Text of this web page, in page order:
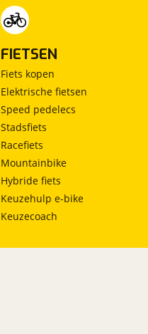
FIETSEN
Fiets kopen
Elektrische fietsen
Speed pedelecs
Stadsfiets
Racefiets
Mountainbike
Hybride fiets
Keuzehulp e-bike
Keuzecoach